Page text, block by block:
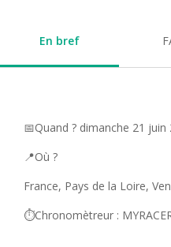
En bref
📅Quand ? dimanche 21 juin
📍Où ?
France, Pays de la Loire,
⏱️Chronomètreur :